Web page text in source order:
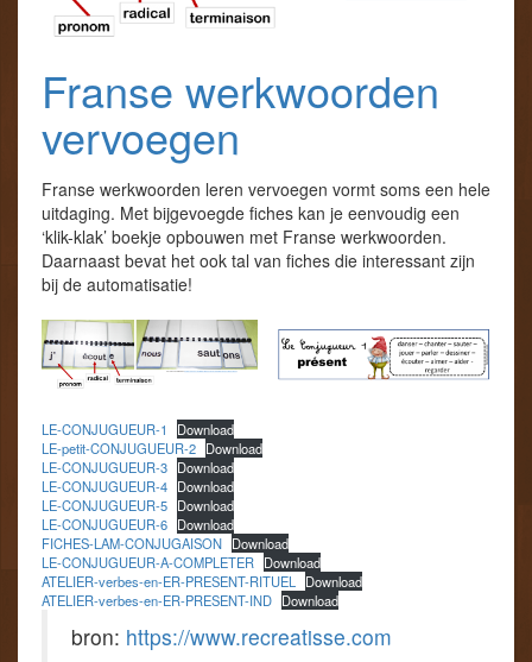
Franse werkwoorden
vervoegen
Franse werkwoorden leren vervoegen vormt soms een hele
uitdaging. Met bijgevoegde fiches kan je eenvoudig een
‘klik-klak’ boekje opbouwen met Franse werkwoorden.
Daarnaast bevat het ook tal van fiches die interessant zijn
bij de automatisatie!
LE-CONJUGUEUR-1
Download
LE-petit-CONJUGUEUR-2 Download
LE-CONJUGUEUR-3 Download
LE-CONJUGUEUR-4 Download
LE-CONJUGUEUR-5 Download
LE-CONJUGUEUR-6 Download
FICHES-LAM-CONJUGAISON Download
LE-CONJUGUEUR-A-COMPLETER Download
ATELIER-verbes-en-ER-PRESENT-RITUEL
Download
ATELIER-verbes-en-ER-PRESENT-IND Download
bron: https://www.recreatisse.com